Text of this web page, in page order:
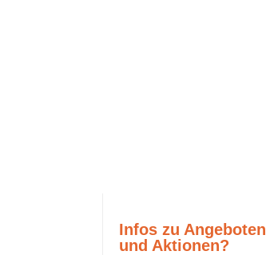
Infos zu Angeboten
und Aktionen?